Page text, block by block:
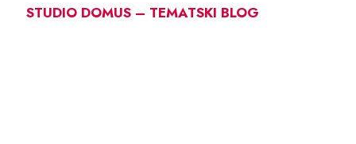
STUDIO DOMUS – TEMATSKI BLOG